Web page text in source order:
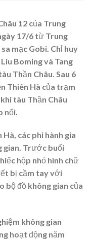
12 của Trung
17/6 từ Trung
mạc Gobi. Chỉ huy
Boming và Tang
Thần Châu. Sau 6
Thiên Hà của trạm
tàu Thần Châu
nối.
các phi hành gia
gian. Trước buổi
hộp nhỏ hình chữ
bị cầm tay với
bộ đồ không gian của
không gian
hoạt động năm